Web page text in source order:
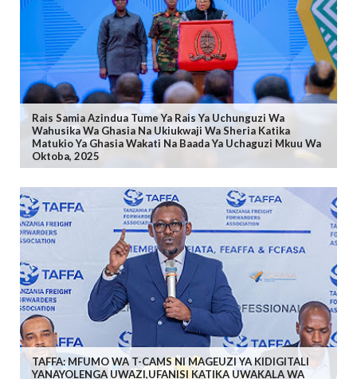
Rais Samia Azindua Tume Ya Rais Ya Uchunguzi Wa
Wahusika Wa Ghasia Na Ukiukwaji Wa Sheria Katika
Matukio Ya Ghasia Wakati Na Baada Ya Uchaguzi Mkuu Wa
Oktoba, 2025
TAFFA: MFUMO WA T-CAMS NI MAGEUZI YA KIDIGITALI
YANAYOLENGA UWAZI,UFANISI KATIKA UWAKALA WA